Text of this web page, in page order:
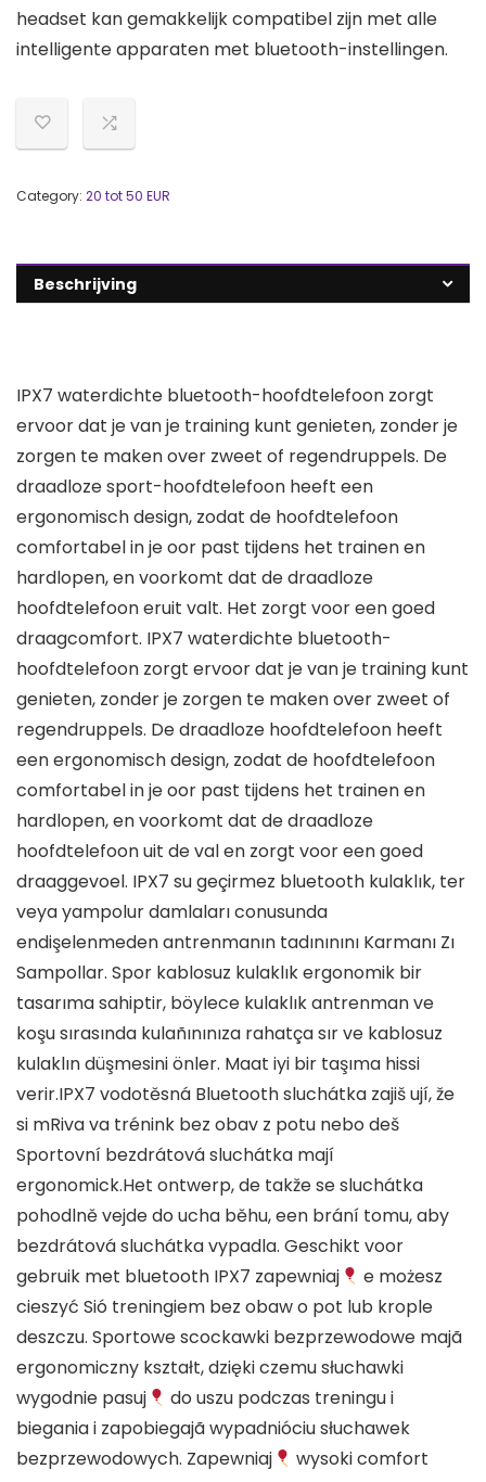
headset kan gemakkelijk compatibel zijn met alle
intelligente apparaten met bluetooth-instellingen.
Category: 20 tot 50 EUR
Beschrijving
IPX7 waterdichte bluetooth-hoofdtelefoon zorgt
ervoor dat je van je training kunt genieten, zonder je
zorgen te maken over zweet of regendruppels. De
draadloze sport-hoofdtelefoon heeft een
ergonomisch design, zodat de hoofdtelefoon
comfortabel in je oor past tijdens het trainen en
hardlopen, en voorkomt dat de draadloze
hoofdtelefoon eruit valt. Het zorgt voor een goed
draagcomfort. IPX7 waterdichte bluetooth-
hoofdtelefoon zorgt ervoor dat je van je training kunt
genieten, zonder je zorgen te maken over zweet of
regendruppels. De draadloze hoofdtelefoon heeft
een ergonomisch design, zodat de hoofdtelefoon
comfortabel in je oor past tijdens het trainen en
hardlopen, en voorkomt dat de draadloze
hoofdtelefoon uit de val en zorgt voor een goed
draaggevoel. IPX7 su geçirmez bluetooth kulaklık, ter
veya yampolur damlaları conusunda
endişelenmeden antrenmanın tadınınını Karmanı Zı
Sampollar. Spor kablosuz kulaklık ergonomik bir
tasarıma sahiptir, böylece kulaklık antrenman ve
koşu sırasında kulañınınıza rahatça sır ve kablosuz
kulaklın düşmesini önler. Maat iyi bir taşıma hissi
verir.IPX7 vodotěsná Bluetooth sluchátka zajiš ují, že
si mRiva va trénink bez obav z potu nebo deš
Sportovní bezdrátová sluchátka mají
ergonomick.Het ontwerp, de takže se sluchátka
pohodlně vejde do ucha běhu, een brání tomu, aby
bezdrátová sluchátka vypadla. Geschikt voor
gebruik met bluetooth IPX7 zapewniaj
e możesz
cieszyć Sió treningiem bez obaw o pot lub krople
deszczu. Sportowe scockawki bezprzewodowe majã
ergonomiczny kształt, dzięki czemu słuchawki
wygodnie pasuj
do uszu podczas treningu i
biegania i zapobiegajã wypadnióciu słuchawek
bezprzewodowych. Zapewniaj
wysoki comfort